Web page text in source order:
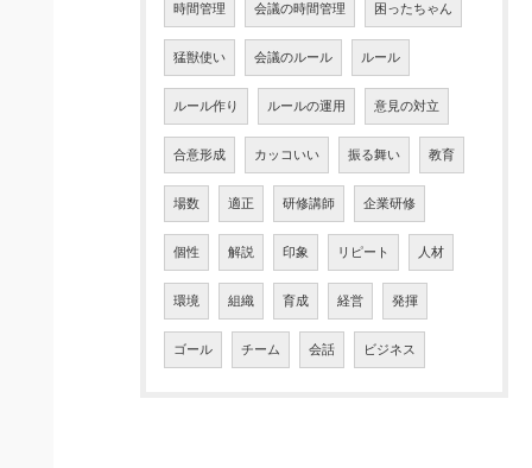
時間管理 会議の時間管理 困ったちゃん
猛獣使い 会議のルール ルール
ルール作り ルールの運用 意見の対立
合意形成 カッコいい 振る舞い 教育
場数 適正 研修講師 企業研修
個性 解説 印象 リピート 人材
環境 組織 育成 経営 発揮
ゴール チーム 会話 ビジネス